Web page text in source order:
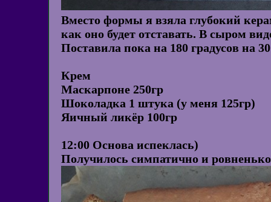
Вместо формы я взяла глубокий
как оно будет отставать. В сыром
Поставила пока на 180 градусов на
Крем
Маскарпоне 250гр
Шоколадка 1 штука (у меня 125гр)
Яичный ликёр 100гр
12:00 Основа испеклась)
Получилось симпатично и